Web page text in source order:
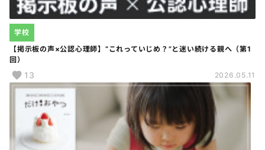
【掲示板の声×公認心理師】“これっていじめ？”と迷い続ける親へ（第1
回）
学校
13 2026.05.11